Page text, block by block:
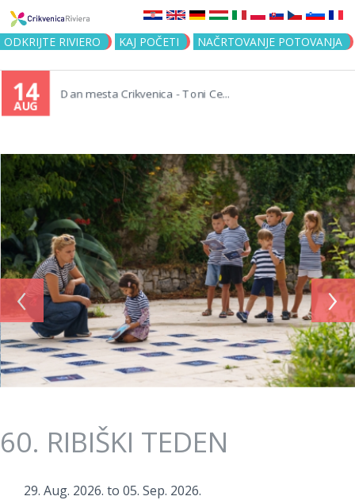
Jump to navigation
ODKRIJTE RIVIERO KAJ POČETI NAČRTOVANJE POTOVANJA
14
AUG
Dan mesta Crikvenica - Toni Ce...
‹ ›
60. RIBIŠKI TEDEN
29. Aug. 2026. to 05. Sep. 2026.